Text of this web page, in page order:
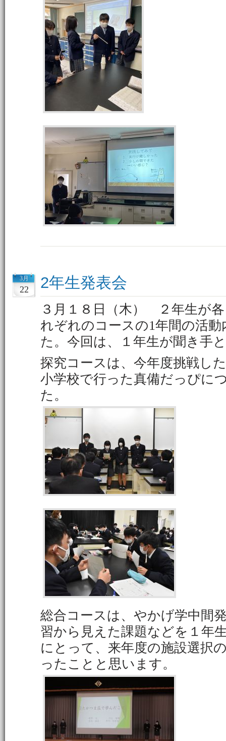
3月
22 2年生発表会
３月１８日（木） ２年生が
れぞれのコースの1年間の活
た。今回は、１年生が聞き手
探究コースは、今年度挑戦し
小学校で行った真備だっぴに
た。
総合コースは、やかげ学中間
習から見えた課題などを１年
にとって、来年度の施設選択
ったことと思います。